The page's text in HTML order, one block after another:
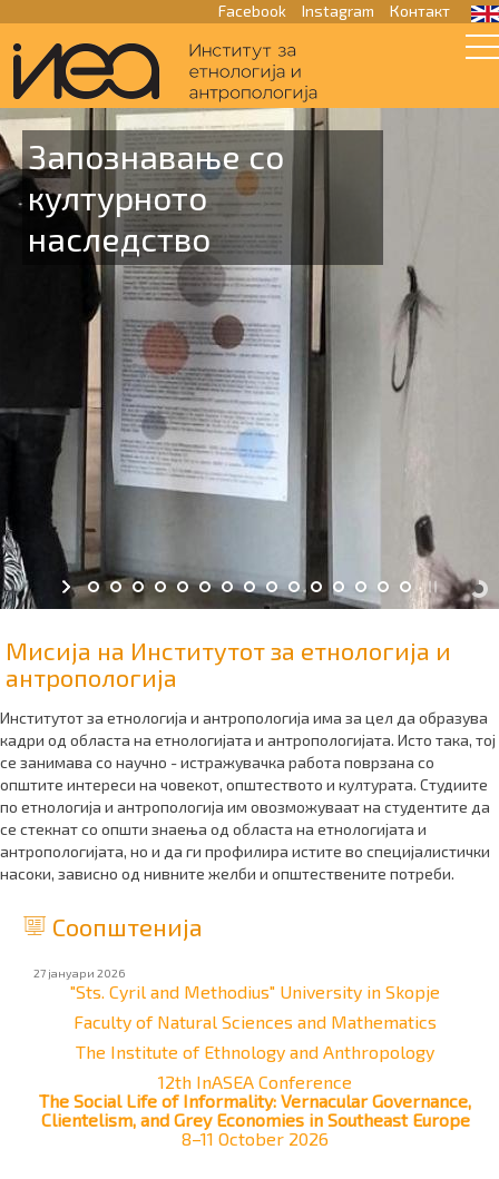
Facebook Instagram Контакт
Запознавање со
културното
наследство
Мисија на Институтот за етнологија и
антропологија
Институтот за етнологија и антропологија има за цел да образува
кадри од областа на етнологијата и антропологијата. Исто така, тој
се занимава со научно - истражувачка работа поврзана со
општите интереси на човекот, општеството и културата. Студиите
по етнологија и антропологија им овозможуваат на студентите да
се стекнат со општи знаења од областа на етнологијата и
антропологијата, но и да ги профилира истите во специјалистички
насоки, зависно од нивните желби и општествените потреби.
Соопштенија
27 јануари 2026
"Sts. Cyril and Methodius" University in Skopje
Faculty of Natural Sciences and Mathematics
The Institute of Ethnology and Anthropology
12th InASEA Conference
The Social Life of Informality: Vernacular Governance,
Clientelism, and Grey Economies in Southeast Europe
8–11 October 2026